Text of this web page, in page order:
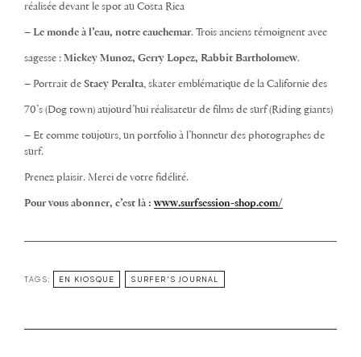
réalisée devant le spot au Costa Rica
– Le monde à l’eau, notre cauchemar. Trois anciens témoignent avec
sagesse : Mickey Munoz, Gerry Lopez, Rabbit Bartholomew.
– Portrait de Stacy Peralta, skater emblématique de la Californie des
70’s (Dog town) aujourd’hui réalisateur de films de surf (Riding giants)
– Et comme toujours, un portfolio à l’honneur des photographes de
surf.
Prenez plaisir. Merci de votre fidélité.
Pour vous abonner, c’est là : www.surfsession-shop.com/
TAGS: EN KIOSQUE SURFER'S JOURNAL